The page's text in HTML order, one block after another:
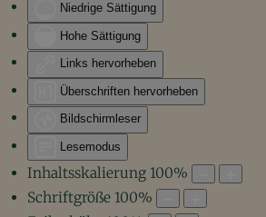
Niedrige Sättigung
Hohe Sättigung
Links hervorheben
Überschriften hervorheben
Bildschirmleser
Lesemodus
Inhaltsskalierung 100%
Schriftgröße 100%